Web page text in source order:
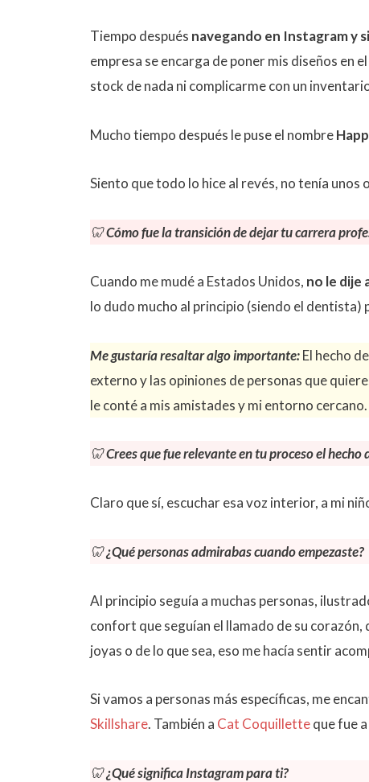
Tiempo después navegando en Instagram y
empresa se encarga de poner mis diseños en
stock de nada ni complicarme con un
Mucho tiempo después le puse el nombre
Siento que todo lo hice al revés, no tenía
🦷Cómo fue la transición de dejar tu carrera
Cuando me mudé a Estados Unidos, no le dije
lo dudo mucho al principio (siendo el
Me gustaría resaltar algo importante:El hecho
externo y las opiniones de personas que
le conté a mis amistades y mi entorno cercano.
🦷Crees que fue relevante en tu proceso el
Claro que sí, escuchar esa voz interior, a mi
🦷¿Qué personas admirabas cuando empezaste?
Al principio seguía a muchas personas,
confort que seguían el llamado de su
joyas o de lo que sea, eso me hacía sentir
Si vamos a personas más específicas, me
Skillshare. También a Cat Coquilletteque fue
🦷¿Qué significa Instagram para ti?